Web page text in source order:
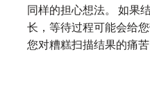
同样的担心想法。 如果
长，等待过程可能会给
您对糟糕扫描结果的痛苦